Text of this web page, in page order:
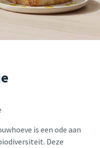
is een ode aan
Deze